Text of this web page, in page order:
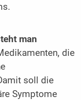
man
die
soll die
Symptome